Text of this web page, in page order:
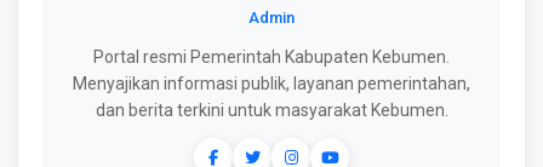
Admin
Portal resmi Pemerintah Kabupaten Kebumen.
Menyajikan informasi publik, layanan pemerintahan,
dan berita terkini untuk masyarakat Kebumen.